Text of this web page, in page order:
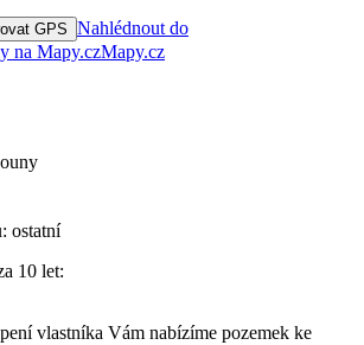
GPS Nahlédnout do
na Mapy.czMapy.cz
ostatní
10 let:
vlastníka Vám nabízíme pozemek ke